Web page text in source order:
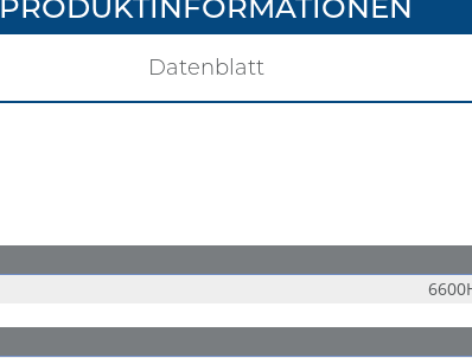
PRODUKTINFORMATIONEN
Datenblatt